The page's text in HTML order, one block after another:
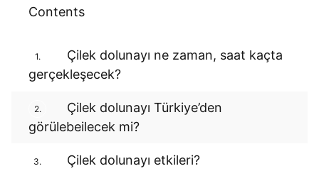
Contents
1.
Çilek dolunayı ne zaman, saat kaçta
gerçekleşecek?
2.
Çilek dolunayı Türkiye’den
görülebeilecek mi?
3. Çilek dolunayı etkileri?